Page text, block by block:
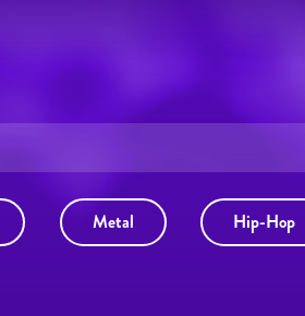
Metal Hip-Hop